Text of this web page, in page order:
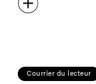
Courrier du lecteur